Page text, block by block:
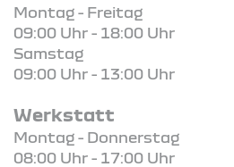
Montag - Freitag
09:00 Uhr - 18:00 Uhr
Samstag
09:00 Uhr - 13:00 Uhr
Werkstatt
Montag - Donnerstag
08:00 Uhr - 17:00 Uhr